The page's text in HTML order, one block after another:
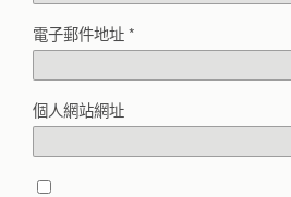
電子郵件地址*
個人網站網址